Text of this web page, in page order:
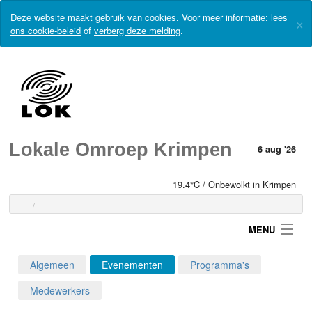
Deze website maakt gebruik van cookies. Voor meer informatie: lees
ons cookie-beleid of verberg deze melding. ×
Lokale Omroep Krimpen 6 aug '26
19.4°C / Onbewolkt in Krimpen
- -
MENU
Algemeen Evenementen
Programma's
Medewerkers